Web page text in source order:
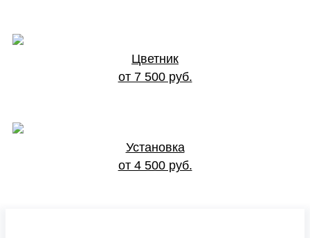
Цветник
от 7 500 руб.
Установка
от 4 500 руб.